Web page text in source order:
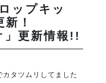
ップキッ
新！
」更新情報!!
カタツムリしてました